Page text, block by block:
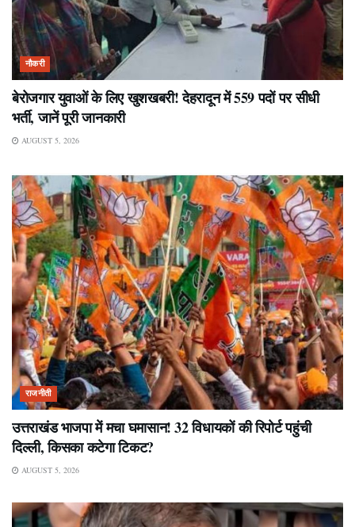
नौकरी
बेरोजगार युवाओं के लिए खुशखबरी! देहरादून में 559 पदों पर सीधी
भर्ती, जानें पूरी जानकारी
AUGUST 5, 2026
राजनीती
उत्तराखंड भाजपा में मचा घमासान! 32 विधायकों की रिपोर्ट पहुंची
दिल्ली, किसका कटेगा टिकट?
AUGUST 5, 2026